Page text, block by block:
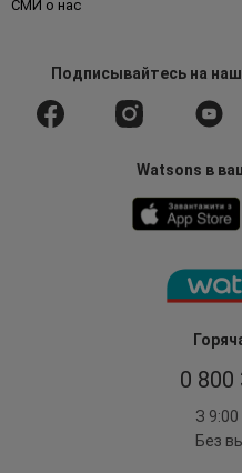
0 800
З
Без
СМИ о нас
Подписывайтесьна
Watsons в